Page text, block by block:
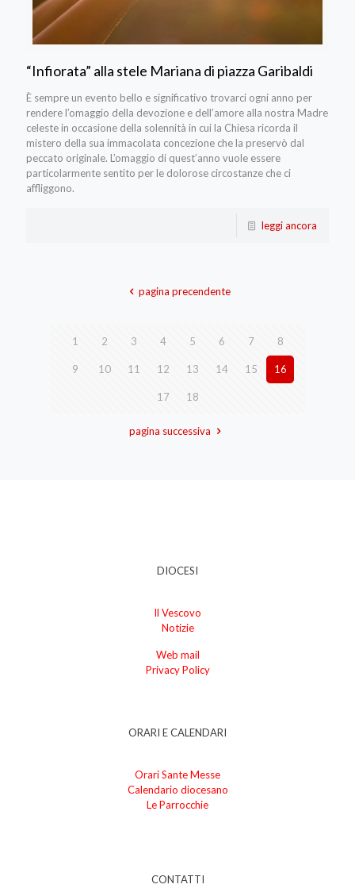
“Infiorata” alla stele Mariana di piazza Garibaldi
È sempre un evento bello e significativo trovarci ogni anno per
rendere l’omaggio della devozione e dell’amore alla nostra Madre
celeste in occasione della solennità in cui la Chiesa ricorda il
mistero della sua immacolata concezione che la preservò dal
peccato originale. L’omaggio di quest’anno vuole essere
particolarmente sentito per le dolorose circostanze che ci
affliggono.
leggi ancora
pagina precendente
1 2 3 4 5 6 7 8
9 10 11 12 13 14 15 16
17 18
pagina successiva
DIOCESI
Il Vescovo
Notizie
Web mail
Privacy Policy
ORARI E CALENDARI
Orari Sante Messe
Calendario diocesano
Le Parrocchie
CONTATTI